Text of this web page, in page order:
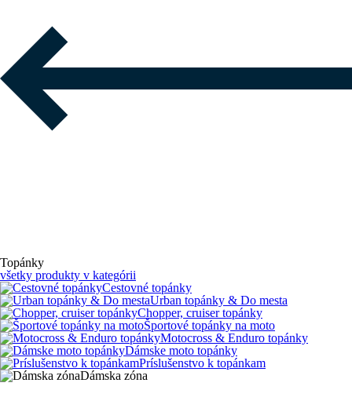
Topánky
všetky produkty v kategórii
Cestovné topánky
Urban topánky & Do mesta
Chopper, cruiser topánky
Športové topánky na moto
Motocross & Enduro topánky
Dámske moto topánky
Príslušenstvo k topánkam
Dámska zóna